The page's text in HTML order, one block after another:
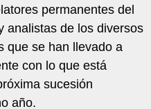
permanentes del
analistas de los diversos
que se han llevado a
con lo que está
sucesión
año.